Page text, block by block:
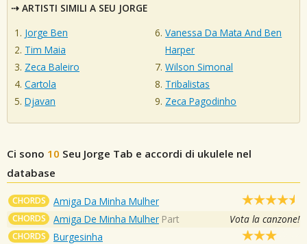
ARTISTI SIMILI A SEU JORGE
Jorge Ben
Tim Maia
Zeca Baleiro
Cartola
Djavan
Vanessa Da Mata And Ben
Harper
Wilson Simonal
Tribalistas
Zeca Pagodinho
Ci sono 10 Seu Jorge Tab e accordi di ukulele nel
database
CHORDS Amiga Da Minha Mulher
CHORDS Amiga De Minha Mulher Part Vota la canzone!
CHORDS Burgesinha